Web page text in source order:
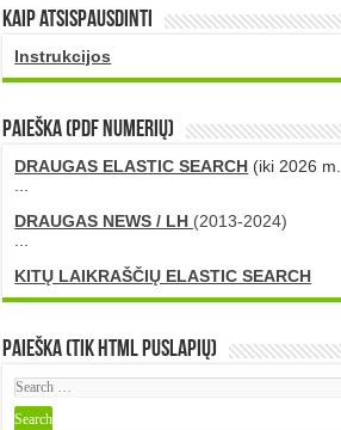
Kaip atsispausdinti
Instrukcijos
PAIEŠKA (PDF numerių)
DRAUGAS ELASTIC SEARCH (iki 2026
...
DRAUGAS NEWS / LH (2013-2024)
...
KITŲ LAIKRAŠČIŲ ELASTIC SEARCH
Paieška (tik HTML puslapių)